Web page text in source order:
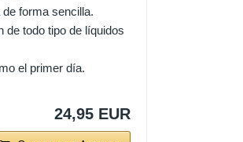
forma sencilla.
de todo tipo de líquidos
el primer día.
24,95 EUR